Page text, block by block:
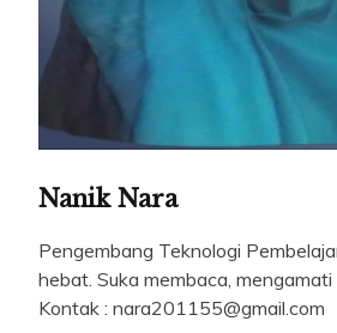
Nanik Nara
Pengembang Teknologi
hebat. Suka membaca, mengamati
Kontak : nara201155@gmail.com